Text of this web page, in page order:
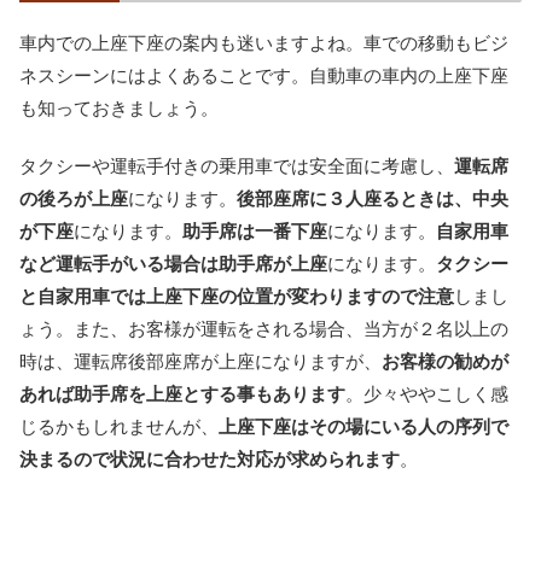
車内での上座下座の案内も迷いますよね。車での移動もビジ
ネスシーンにはよくあることです。自動車の車内の上座下座
も知っておきましょう。
タクシーや運転手付きの乗用車では安全面に考慮し、 運転席
の後ろが上座になります。 後部座席に３人座るときは、中央
が下座になります。 助手席は一番下座になります。
自家用車
など運転手がいる場合は助手席が上座になります。 タクシー
と自家用車では上座下座の位置が変わりますので注意しまし
ょう。また、お客様が運転をされる場合、当方が２名以上の
時は、運転席後部座席が上座になりますが、 お客様の勧めが
あれば助手席を上座とする事もあります。少々ややこしく感
じるかもしれませんが、
上座下座はその場にいる人の序列で
決まるので状況に合わせた対応が求められます。